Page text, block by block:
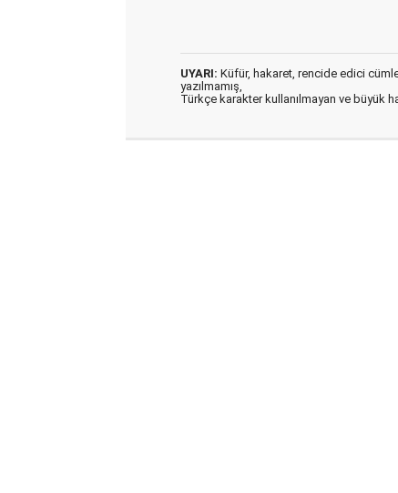
UYARI: Küfür, hakaret, rencide edici
yazılmamış,
Türkçe karakter kullanılmayan ve büyük